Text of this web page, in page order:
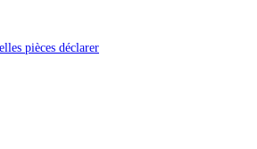
pièces déclarer